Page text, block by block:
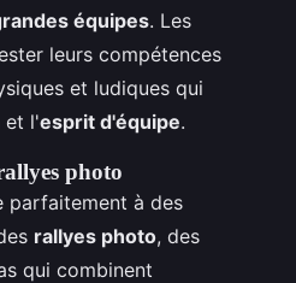
équipes. Les
leurs compétences
et ludiques qui
et l'esprit d'équipe.
photo
parfaitement à des
rallyes photo, des
qui combinent